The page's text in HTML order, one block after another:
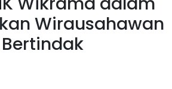
Wirausahawan